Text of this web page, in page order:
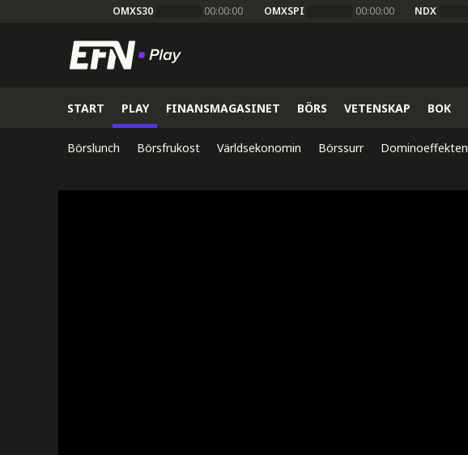
OMXS30 00:00:00 OMXSPI 00:00:00 NDX
START PLAY FINANSMAGASINET BÖRS VETENSKAP BOK
Börslunch Börsfrukost Världsekonomin Börssurr Dominoeffekten